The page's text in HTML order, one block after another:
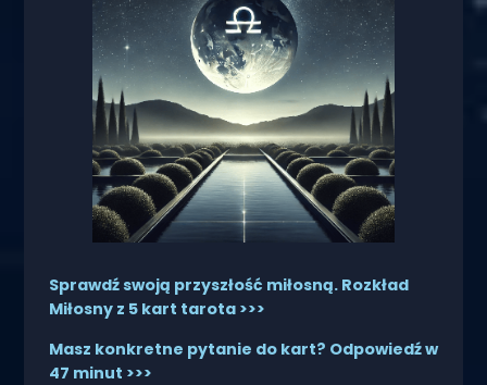
Sprawdź swoją przyszłość miłosną. Rozkład
Miłosny z 5 kart tarota >>>
Masz konkretne pytanie do kart? Odpowiedź w
47 minut >>>